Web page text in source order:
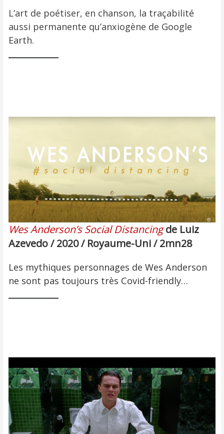
L’art de poétiser, en chanson, la traçabilité
aussi permanente qu’anxiogène de Google
Earth.
Wes Anderson’s Social Distancing de Luiz
Azevedo / 2020 / Royaume-Uni / 2mn28
Les mythiques personnages de Wes Anderson
ne sont pas toujours très Covid-friendly…